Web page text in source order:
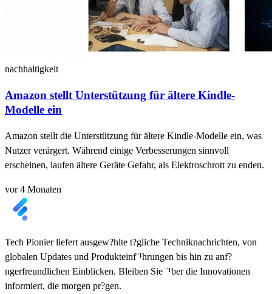
nachhaltigkeit
Amazon stellt Unterstützung für ältere Kindle-
Modelle ein
Amazon stellt die Unterstützung für ältere Kindle-Modelle ein, was
Nutzer verärgert. Während einige Verbesserungen sinnvoll
erscheinen, laufen ältere Geräte Gefahr, als Elektroschrott zu enden.
vor 4 Monaten
Tech Pionier liefert ausgew?hlte t?gliche Techniknachrichten, von
globalen Updates und Produkteinf¨¹hrungen bis hin zu anf?
ngerfreundlichen Einblicken. Bleiben Sie ¨¹ber die Innovationen
informiert, die morgen pr?gen.